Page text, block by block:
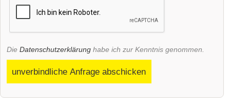
Die Datenschutzerklärung habe ich zur Kenntnis genommen.
unverbindliche Anfrage abschicken